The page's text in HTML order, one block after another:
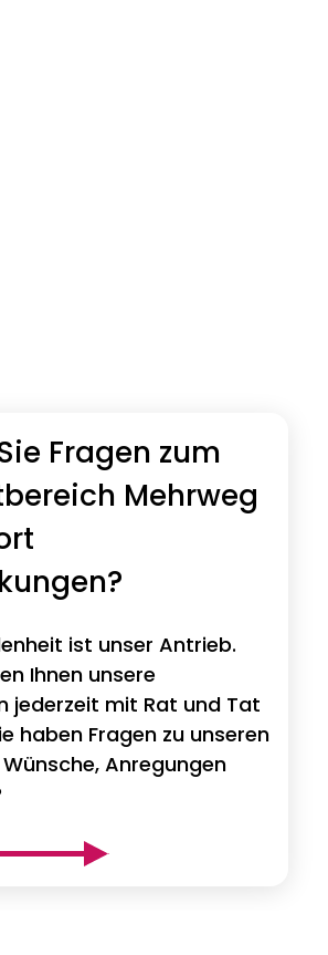
Fragen zum
Mehrweg
ist unser Antrieb.
Ihnen unsere
jederzeit mit Rat und Tat
haben Fragen zu unseren
Anregungen